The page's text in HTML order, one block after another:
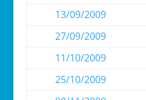
13/09/2009
27/09/2009
11/10/2009
25/10/2009